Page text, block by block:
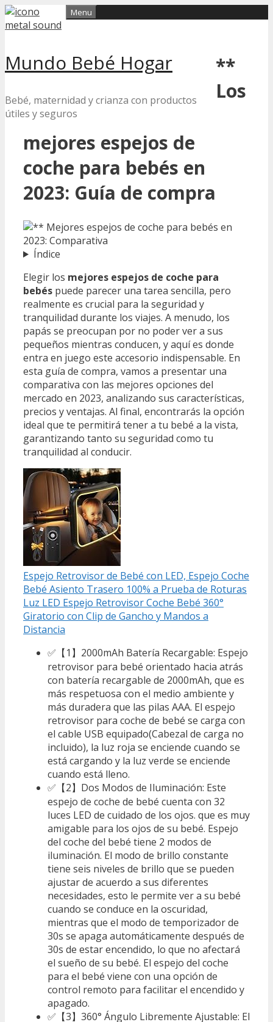
Skip
to
Mundo Bebé Hogar
Bebé, maternidad y crianza con productos
útiles y seguros
Menu
**
Los
mejores espejos de
coche para bebés en
2023: Guía de compra
Índice
Elegir los mejores espejos de coche para
bebés puede parecer una tarea sencilla, pero
realmente es crucial para la seguridad y
tranquilidad durante los viajes. A menudo, los
papás se preocupan por no poder ver a sus
pequeños mientras conducen, y aquí es donde
entra en juego este accesorio indispensable. En
esta guía de compra, vamos a presentar una
comparativa con las mejores opciones del
mercado en 2023, analizando sus características,
precios y ventajas. Al final, encontrarás la opción
ideal que te permitirá tener a tu bebé a la vista,
garantizando tanto su seguridad como tu
tranquilidad al conducir.
Espejo Retrovisor de Bebé con LED, Espejo Coche
Bebé Asiento Trasero 100% a Prueba de Roturas
Luz LED Espejo Retrovisor Coche Bebé 360°
Giratorio con Clip de Gancho y Mandos a
Distancia
✅【1】2000mAh Batería Recargable: Espejo
retrovisor para bebé orientado hacia atrás
con batería recargable de 2000mAh, que es
más respetuosa con el medio ambiente y
más duradera que las pilas AAA. El espejo
retrovisor para coche de bebé se carga con
el cable USB equipado(Cabezal de carga no
incluido), la luz roja se enciende cuando se
está cargando y la luz verde se enciende
cuando está lleno.
✅【2】Dos Modos de Iluminación: Este
espejo de coche de bebé cuenta con 32
luces LED de cuidado de los ojos. que es muy
amigable para los ojos de su bebé. Espejo
del coche del bebé tiene 2 modos de
iluminación. El modo de brillo constante
tiene seis niveles de brillo que se pueden
ajustar de acuerdo a sus diferentes
necesidades, esto le permite ver a su bebé
cuando se conduce en la oscuridad,
mientras que el modo de temporizador de
30s se apaga automáticamente después de
30s de estar encendido, lo que no afectará
el sueño de su bebé. El espejo del coche
para el bebé viene con una opción de
control remoto para facilitar el encendido y
apagado.
✅【3】360° Ángulo Libremente Ajustable: El